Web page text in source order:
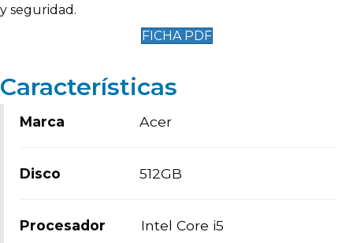
y seguridad.
FICHA PDF
Características
Marca Acer
Disco 512GB
Procesador Intel Core i5